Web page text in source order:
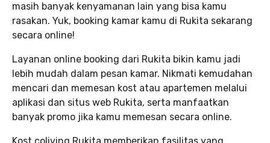
masih banyak kenyamanan lain yang bisa kamu
rasakan. Yuk, booking kamar kamu di Rukita sekarang
secara online!
Layanan online booking dari Rukita bikin kamu jadi
lebih mudah dalam pesan kamar. Nikmati kemudahan
mencari dan memesan kost atau apartemen melalui
aplikasi dan situs web Rukita, serta manfaatkan
banyak promo jika kamu memesan secara online.